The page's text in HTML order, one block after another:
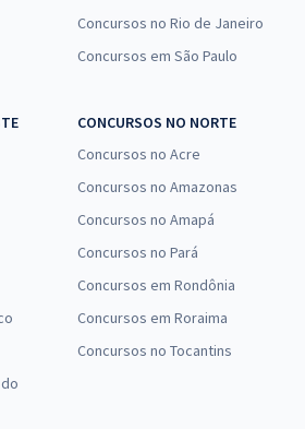
Concursos no Rio de Janeiro
Concursos em São Paulo
CONCURSOS NO NORTE
Concursos no Acre
Concursos no Amazonas
Concursos no Amapá
Concursos no Pará
Concursos em Rondônia
Concursos em Roraima
Concursos no Tocantins